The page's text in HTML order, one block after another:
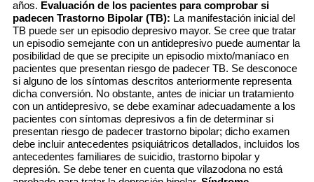
años. Evaluación de los pacientes para comprobar si
padecen Trastorno Bipolar (TB): La manifestación inicial del
TB puede ser un episodio depresivo mayor. Se cree que tratar
un episodio semejante con un antidepresivo puede aumentar la
posibilidad de que se precipite un episodio mixto/maníaco en
pacientes que presentan riesgo de padecer TB. Se desconoce
si alguno de los síntomas descritos anteriormente representa
dicha conversión. No obstante, antes de iniciar un tratamiento
con un antidepresivo, se debe examinar adecuadamente a los
pacientes con síntomas depresivos a fin de determinar si
presentan riesgo de padecer trastorno bipolar; dicho examen
debe incluir antecedentes psiquiátricos detallados, incluidos los
antecedentes familiares de suicidio, trastorno bipolar y
depresión. Se debe tener en cuenta que vilazodona no está